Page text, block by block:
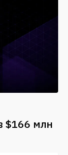
$166 млн